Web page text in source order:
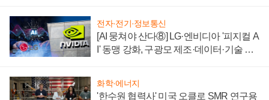
전자·전기·정보통신
[AI 뭉쳐야 산다⑧] LG·엔비디아 '피지컬 A
I' 동맹 강화, 구광모 제조·데이터·기술 결
화학·에너지
'한수원 협력사' 미국 오클로 SMR 연구용